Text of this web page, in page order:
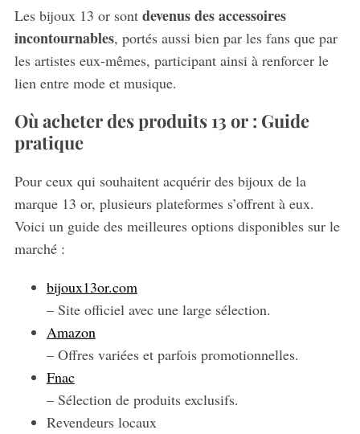
Les bijoux 13 or sont devenus des accessoires
incontournables, portés aussi bien par les fans que par
les artistes eux-mêmes, participant ainsi à renforcer le
lien entre mode et musique.
Où acheter des produits 13 or : Guide
pratique
Pour ceux qui souhaitent acquérir des bijoux de la
marque 13 or, plusieurs plateformes s’offrent à eux.
Voici un guide des meilleures options disponibles sur le
marché :
bijoux13or.com
– Site officiel avec une large sélection.
Amazon
– Offres variées et parfois promotionnelles.
Fnac
– Sélection de produits exclusifs.
Revendeurs locaux